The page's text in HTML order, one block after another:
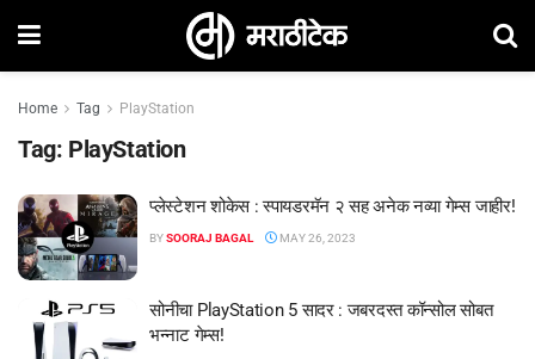
Home Tag PlayStation
Tag: PlayStation
प्लेस्टेशन शोकेस : स्पायडरमॅन २ सह अनेक नव्या गेम्स जाहीर!
BYSOORAJ BAGAL MAY 26, 2023
सोनीचा PlayStation 5 सादर : जबरदस्त कॉन्सोल सोबत
भन्नाट गेम्स!